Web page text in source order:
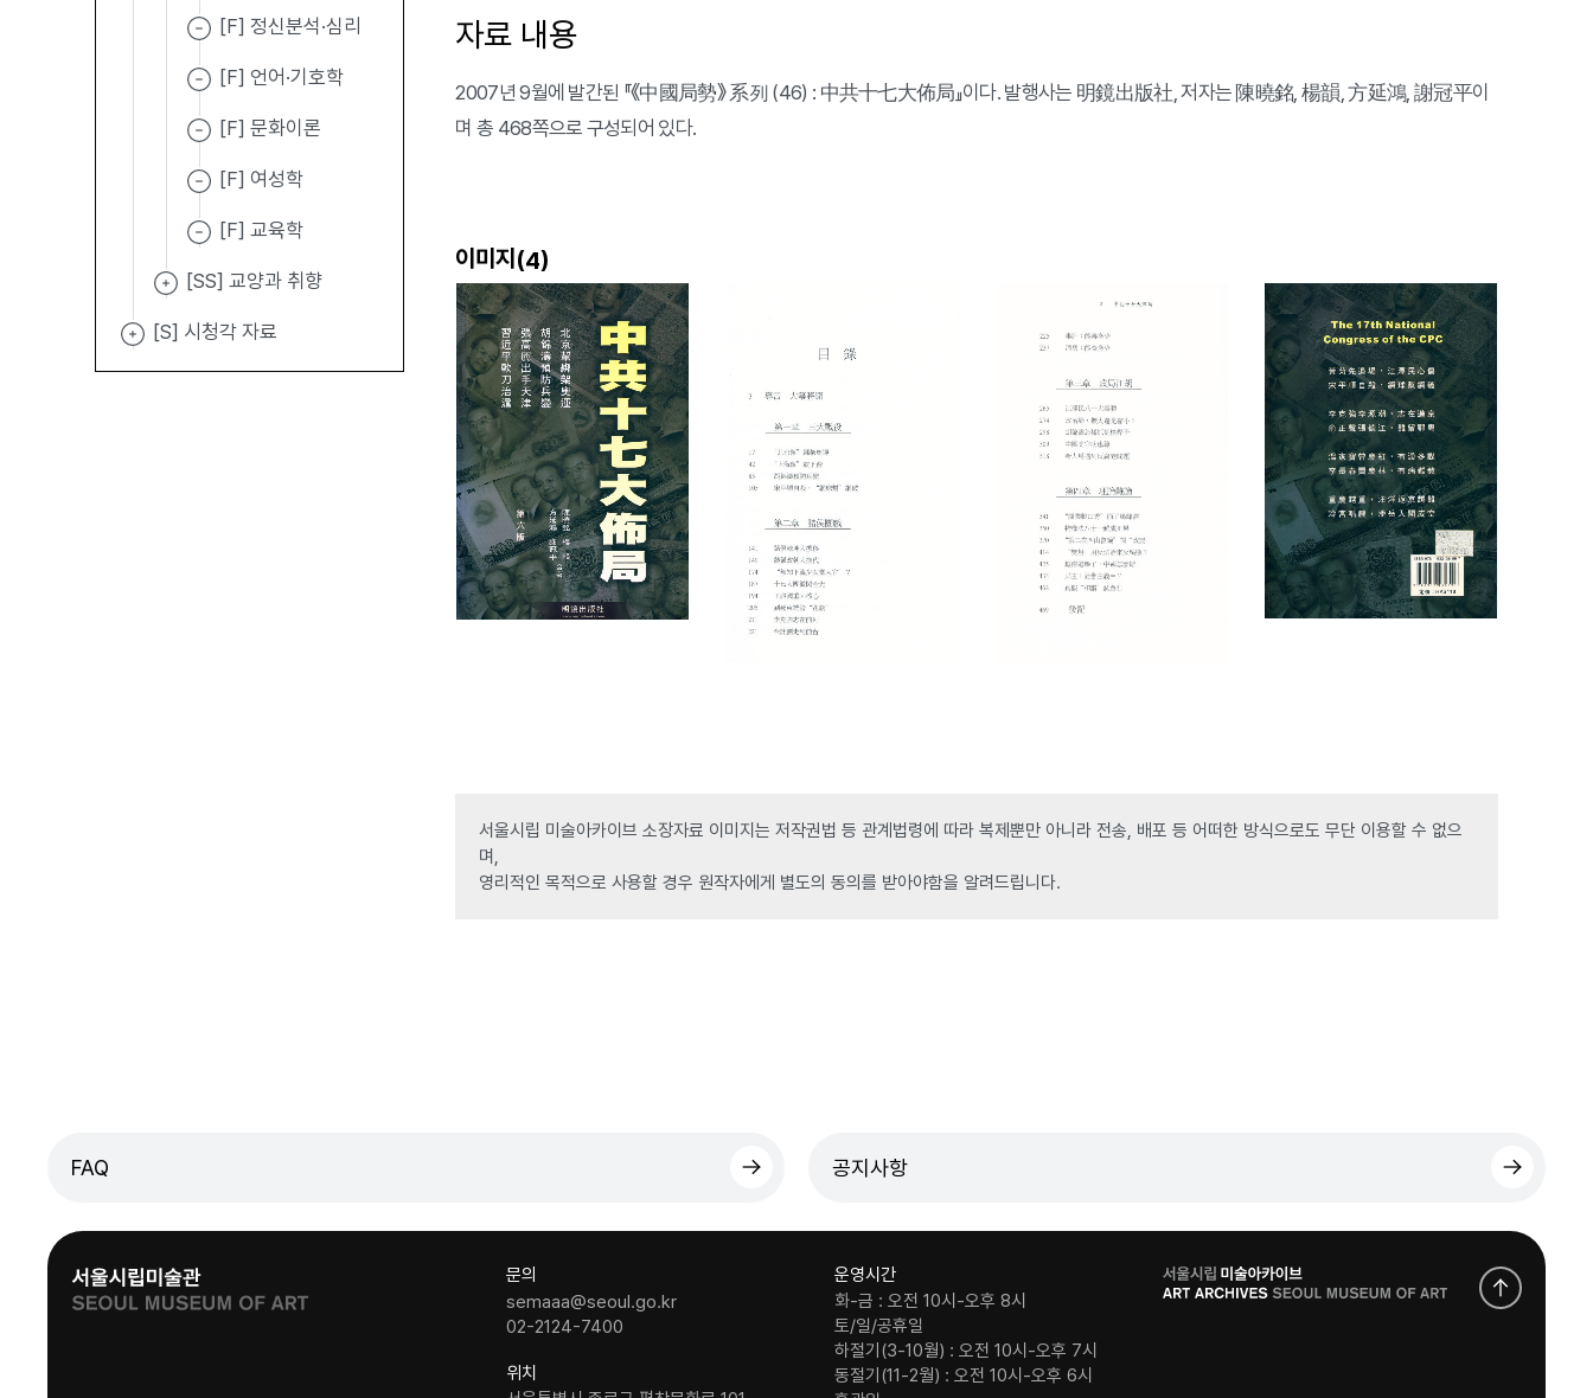
[F] 정신분석·심리
[F] 언어·기호학
[F] 문화이론
[F] 여성학
[F] 교육학
[SS] 교양과 취향
[S] 시청각 자료
자료 내용
2007년 9월에 발간된 『《中國局勢》 系列 (46) : 中共十七大佈局』이다. 발행사는 明鏡出版社, 저자는 陳曉銘, 楊韻, 方延鴻, 謝冠平이
며 총 468쪽으로 구성되어 있다.
이미지(4)
서울시립 미술아카이브 소장자료 이미지는 저작권법 등 관계법령에 따라 복제뿐만 아니라 전송, 배포 등 어떠한 방식으로도 무단 이용할 수 없으
며,
영리적인 목적으로 사용할 경우 원작자에게 별도의 동의를 받아야함을 알려드립니다.
FAQ 공지사항
문의
semaaa@seoul.go.kr
02-2124-7400
위치
운영시간
화-금 : 오전 10시-오후 8시
토/일/공휴일
하절기(3-10월) : 오전 10시-오후 7시
동절기(11-2월) : 오전 10시-오후 6시
로
고